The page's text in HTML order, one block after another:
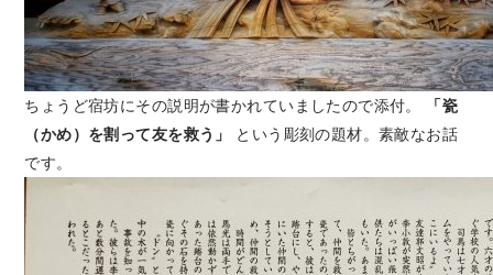
ちょうど宿坊にその説明が書かれていましたので添付。
「瓷
（かめ）を割って友を救う」
という彫刻の題材。素敵なお話
です。